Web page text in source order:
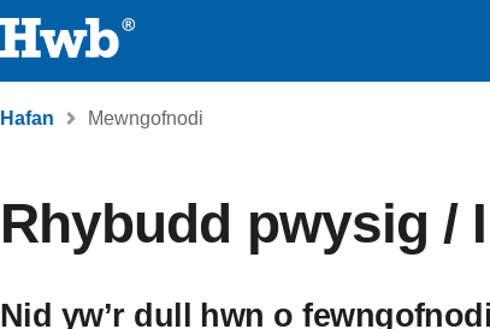
Hafan Mewngofnodi
Rhybudd pwysig /
Nid yw’r dull hwn o